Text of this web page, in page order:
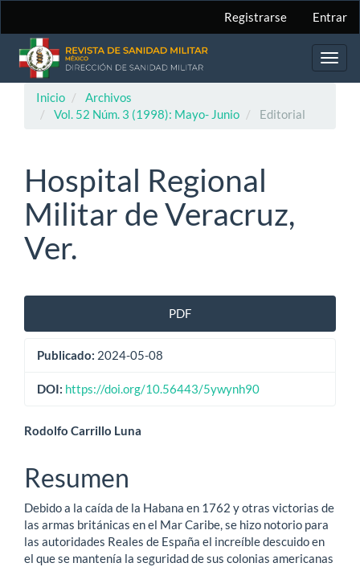
Contenido
principal
Barra
lateral
Registrarse Entrar
Inicio
Archivos
Vol. 52 Núm. 3 (1998): Mayo- Junio
Editorial
Hospital Regional
Militar de Veracruz,
Ver.
Barra
lateral
del
artículo
PDF
Publicado: 2024-05-08
DOI: https://doi.org/10.56443/5ywynh90
Contenido
principal
del
artículo
Rodolfo Carrillo Luna
Resumen
Debido a la caída de la Habana en 1762 y otras victorias de
las armas británicas en el Mar Caribe, se hizo notorio para
las autoridades Reales de España el increíble descuido en
el que se mantenía la seguridad de sus colonias americanas